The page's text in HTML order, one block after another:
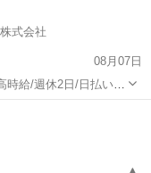
式会社
08月07日
時給/週休2日/日払い
中頭郡読谷村 「社員
中のモチベーション維